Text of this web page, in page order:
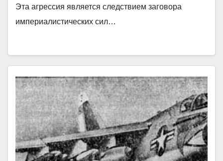
Эта агрессия является следствием заговора
империалистических сил…